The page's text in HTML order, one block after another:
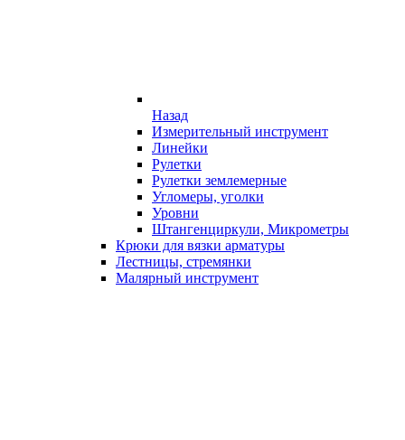
Назад
Измерительный инструмент
Линейки
Рулетки
Рулетки землемерные
Угломеры, уголки
Уровни
Штангенциркули, Микрометры
Крюки для вязки арматуры
Лестницы, стремянки
Малярный инструмент